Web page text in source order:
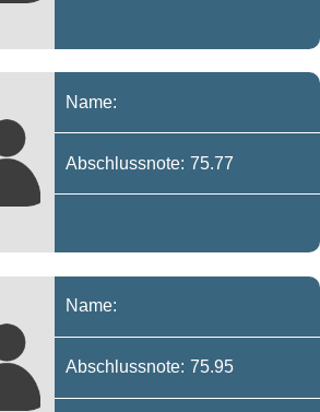
Name:
Abschlussnote: 75.77
Name:
Abschlussnote: 75.95